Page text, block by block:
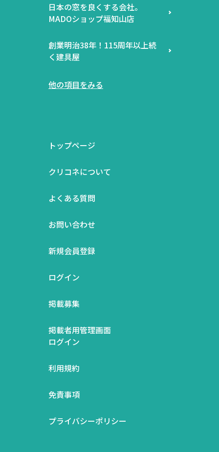
日本の窓を良くする会社。
MADOショップ福知山店
創業明治38年！115周年以上続
く建具屋
他の項目をみる
トップページ
クリコネについて
よくある質問
お問い合わせ
新規会員登録
ログイン
掲載募集
掲載者用管理画面
ログイン
利用規約
免責事項
プライバシーポリシー